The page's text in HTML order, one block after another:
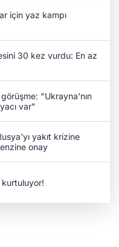
için yaz kampı
30 kez vurdu: En az
"Ukrayna'nın
var"
yakıt krizine
onay